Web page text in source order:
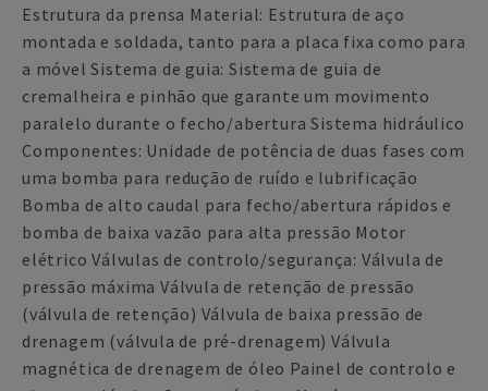
Estrutura da prensa Material: Estrutura de aço
montada e soldada, tanto para a placa fixa como para
a móvel Sistema de guia: Sistema de guia de
cremalheira e pinhão que garante um movimento
paralelo durante o fecho/abertura Sistema hidráulico
Componentes: Unidade de potência de duas fases com
uma bomba para redução de ruído e lubrificação
Bomba de alto caudal para fecho/abertura rápidos e
bomba de baixa vazão para alta pressão Motor
elétrico Válvulas de controlo/segurança: Válvula de
pressão máxima Válvula de retenção de pressão
(válvula de retenção) Válvula de baixa pressão de
drenagem (válvula de pré-drenagem) Válvula
magnética de drenagem de óleo Painel de controlo e